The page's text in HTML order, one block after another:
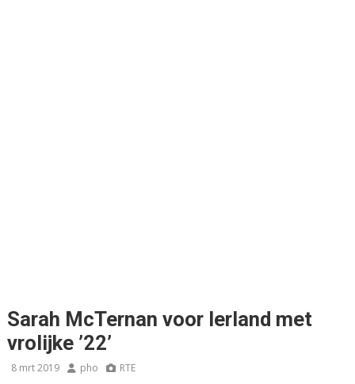
Sarah McTernan voor Ierland met
vrolijke ’22’
8 mrt 2019 pho RTE